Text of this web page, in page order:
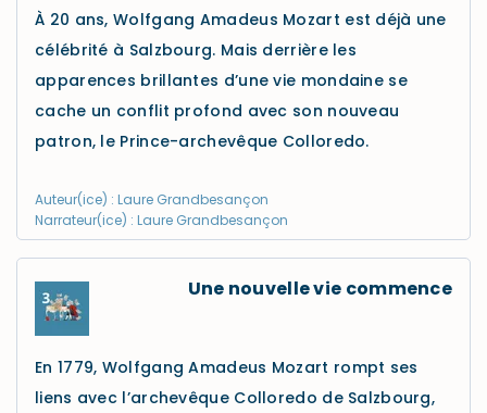
À 20 ans, Wolfgang Amadeus Mozart est déjà une
célébrité à Salzbourg. Mais derrière les
apparences brillantes d’une vie mondaine se
cache un conflit profond avec son nouveau
patron, le Prince-archevêque Colloredo.
Auteur(ice) : Laure Grandbesançon
Narrateur(ice) : Laure Grandbesançon
Une nouvelle vie commence
En 1779, Wolfgang Amadeus Mozart rompt ses
liens avec l’archevêque Colloredo de Salzbourg,